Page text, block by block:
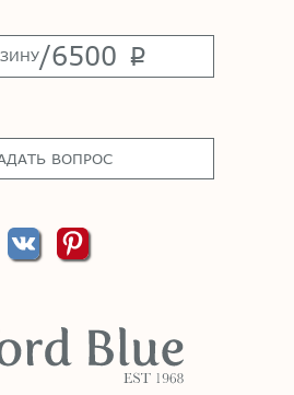
/6500 p
ВОПРОС